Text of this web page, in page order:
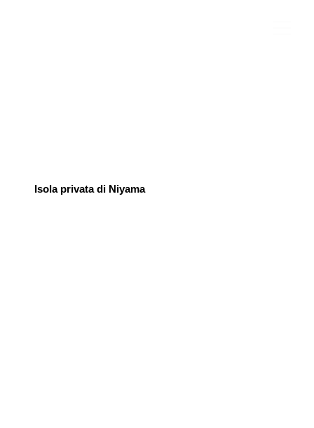
Isola privata di Niyama